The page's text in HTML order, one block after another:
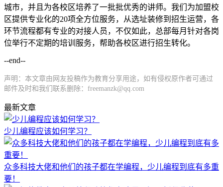
城市，并且为各校区培养了一批批优秀的讲师。我们为加盟校
区提供专业化的20项全方位服务，从选址装修到招生运营，各
环节流程都有专业的对接人员，不仅如此，总部每月针对各岗
位举行不定期的培训服务，帮助各校区进行招生转化。
--end--
声明：本文章由网友投稿作为教育分享用途，如有侵权原作者可通过
邮件及时和我们联系删除：freemanzk@qq.com
最新文章
少儿编程应该如何学习？
众多科技大佬和他们的孩子都在学编程，少儿编程到底有多重
要！